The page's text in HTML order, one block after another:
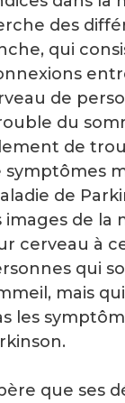
des
qui
de
du
de
symptômes
de
images de la
cerveau à
qui
mais
les
que ses